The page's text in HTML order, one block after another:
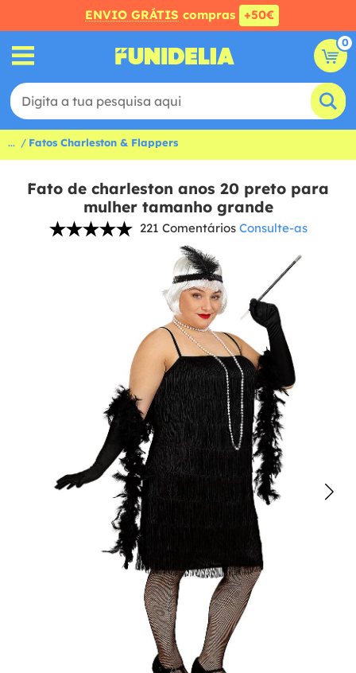
ENVIO GRÁTIS compras +50€
0
... Fatos Charleston & Flappers
Fato de charleston anos 20 preto para
mulher tamanho grande
221 Comentários Consulte-as